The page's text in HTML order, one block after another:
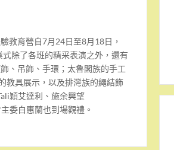
教育營自7月24日至8月18日，
除了各班的精采表演之外，還有
、吊飾、手環；太魯閣族的手工
教具展示，以及排灣族的繩結飾
穎艾達利、施余興望
委白惠蘭也到場觀禮。